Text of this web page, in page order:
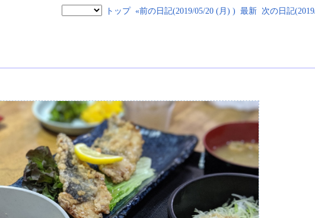
トップ «前の日記(2019/05/20 (月) ) 最新 次の日記